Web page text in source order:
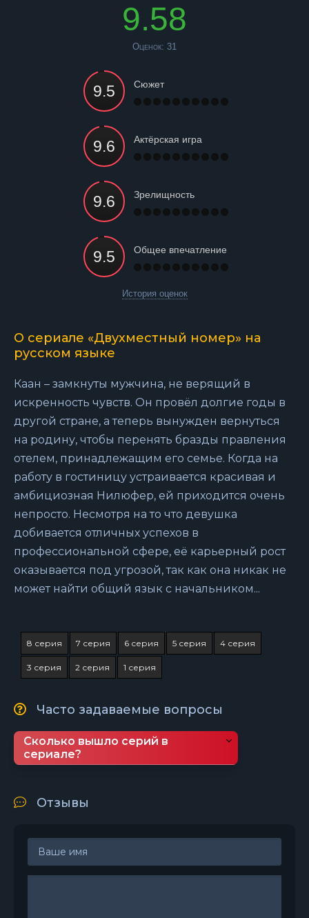
9.58
Оценок: 31
Сюжет
Актёрская игра
Зрелищность
Общее впечатление
История оценок
О сериале «Двухместный номер» на
русском языке
Каан – замкнуты мужчина, не верящий в
искренность чувств. Он провёл долгие годы в
другой стране, а теперь вынужден вернуться
на родину, чтобы перенять бразды правления
отелем, принадлежащим его семье. Когда на
работу в гостиницу устраивается красивая и
амбициозная Нилюфер, ей приходится очень
непросто. Несмотря на то что девушка
добивается отличных успехов в
профессиональной сфере, её карьерный рост
оказывается под угрозой, так как она никак не
может найти общий язык с начальником...
8 серия 7 серия 6 серия 5 серия 4 серия
3 серия 2 серия 1 серия
Часто задаваемые вопросы
Сколько вышло серий в
сериале?
Отзывы